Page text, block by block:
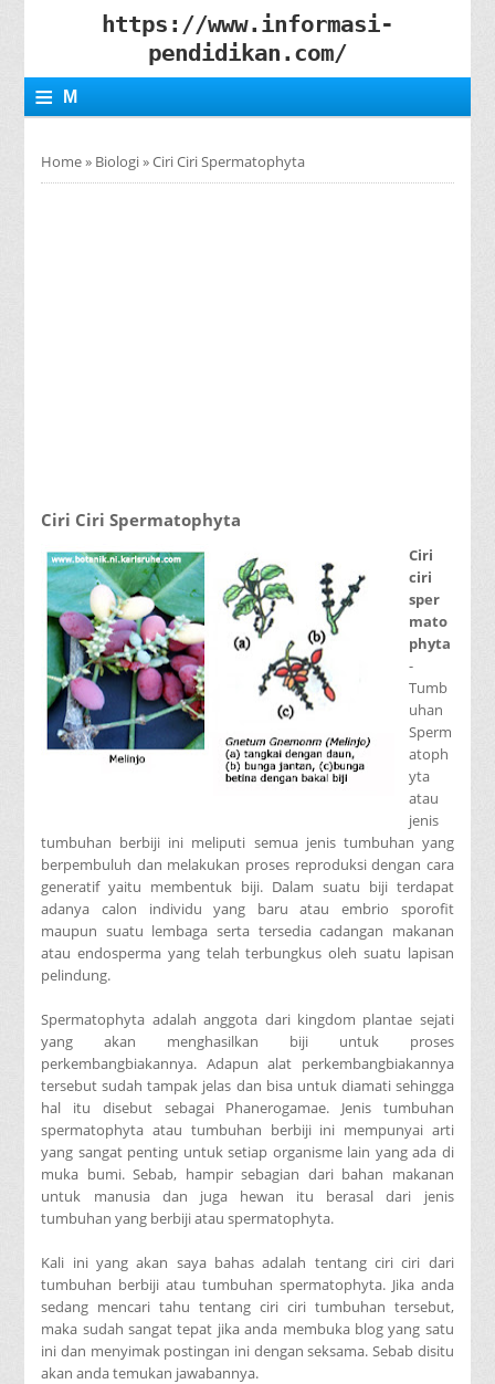
https://www.informasi-
pendidikan.com/
≡ M
Home» Biologi»Ciri Ciri Spermatophyta
Ciri Ciri Spermatophyta
Ciri
ciri
sper
mato
phyta
-
Tumb
uhan
Sperm
atoph
yta
atau
jenis
tumbuhan berbiji ini meliputi semua jenis tumbuhan yang
berpembuluh dan melakukan proses reproduksi dengan cara
generatif yaitu membentuk biji. Dalam suatu biji terdapat
adanya calon individu yang baru atau embrio sporofit
maupun suatu lembaga serta tersedia cadangan makanan
atau endosperma yang telah terbungkus oleh suatu lapisan
pelindung.
Spermatophyta adalah anggota dari kingdom plantae sejati
yang akan menghasilkan biji untuk proses
perkembangbiakannya. Adapun alat perkembangbiakannya
tersebut sudah tampak jelas dan bisa untuk diamati sehingga
hal itu disebut sebagai Phanerogamae. Jenis tumbuhan
spermatophyta atau tumbuhan berbiji ini mempunyai arti
yang sangat penting untuk setiap organisme lain yang ada di
muka bumi. Sebab, hampir sebagian dari bahan makanan
untuk manusia dan juga hewan itu berasal dari jenis
tumbuhan yang berbiji atau spermatophyta.
Kali ini yang akan saya bahas adalah tentang ciri ciri dari
tumbuhan berbiji atau tumbuhan spermatophyta. Jika anda
sedang mencari tahu tentang ciri ciri tumbuhan tersebut,
maka sudah sangat tepat jika anda membuka blog yang satu
ini dan menyimak postingan ini dengan seksama. Sebab disitu
akan anda temukan jawabannya.